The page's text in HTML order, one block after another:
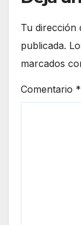
Tu dirección
publicada.
marcados
Comentario *